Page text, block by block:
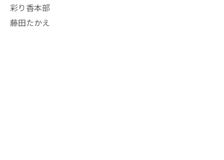
彩り香本部
藤田たかえ